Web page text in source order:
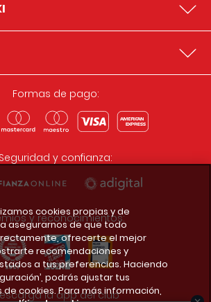
Formas de pago:
Seguridad y confianza:
y reconocimientos:
la app del club
cookies propias y de
asegurarnos de que todo
ofrecerte el mejor
recomendaciones y
a tus preferencias. Haciendo
podrás ajustar tus
cookies. Para más información,